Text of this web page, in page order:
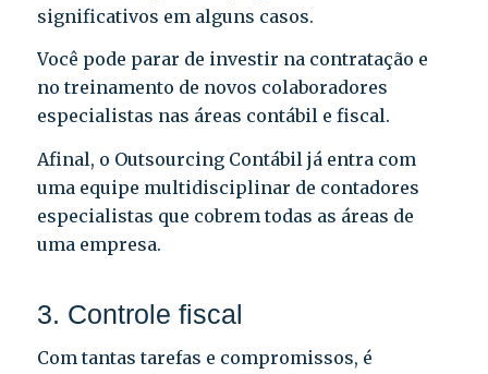
significativos em alguns casos.
Você pode parar de investir na contratação e
no treinamento de novos colaboradores
especialistas nas áreas contábil e fiscal.
Afinal, o Outsourcing Contábil já entra com
uma equipe multidisciplinar de contadores
especialistas que cobrem todas as áreas de
uma empresa.
3. Controle fiscal
Com tantas tarefas e compromissos, é